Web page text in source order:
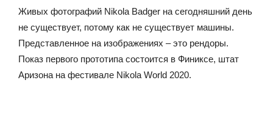
Живых фотографий Nikola Badger на сегодняшний день
не существует, потому как не существует машины.
Представленное на изображениях – это рендоры.
Показ первого прототипа состоится в Финиксе, штат
Аризона на фестивале Nikola World 2020.